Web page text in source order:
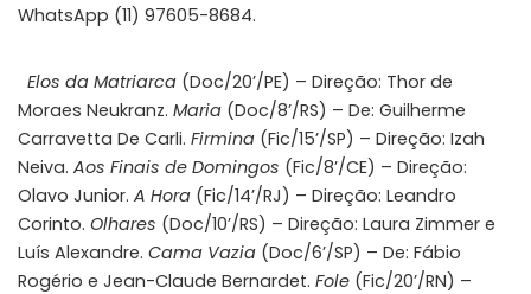
WhatsApp (11) 97605-8684.
Elos da Matriarca (Doc/20’/PE) – Direção: Thor de
Moraes Neukranz. Maria (Doc/8’/RS) – De: Guilherme
Carravetta De Carli. Firmina (Fic/15’/SP) – Direção: Izah
Neiva. Aos Finais de Domingos (Fic/8’/CE) – Direção:
Olavo Junior. A Hora (Fic/14’/RJ) – Direção: Leandro
Corinto. Olhares (Doc/10’/RS) – Direção: Laura Zimmer e
Luís Alexandre. Cama Vazia (Doc/6’/SP) – De: Fábio
Rogério e Jean-Claude Bernardet. Fole (Fic/20’/RN) –